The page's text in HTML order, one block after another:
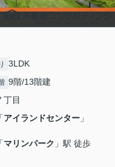
3LDK
9階/13階建
丁目
「アイランドセンター 」
「マリンパーク 」駅 徒歩